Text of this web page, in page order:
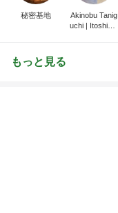
uchi | Itoshima
Landscape Ph
もっと見る